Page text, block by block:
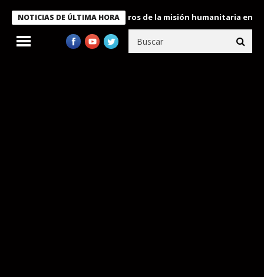
NOTICIAS DE ÚLTIMA HORA
Bukele condecora a miembros de la misión humanitaria enviada a